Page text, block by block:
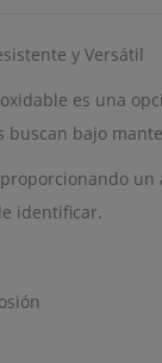
y Versátil
es una
bajo
identificar.